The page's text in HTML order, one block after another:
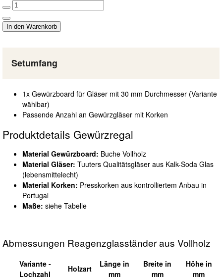
Setumfang
1x Gewürzboard für Gläser mit 30 mm Durchmesser (Variante
wählbar)
Passende Anzahl an Gewürzgläser mit Korken
Produktdetails Gewürzregal
Material Gewürzboard: Buche Vollholz
Material Gläser: Tuuters Qualitätsgläser aus Kalk-Soda Glas
(lebensmittelecht)
Material Korken: Presskorken aus kontrolliertem Anbau in
Portugal
Maße: siehe Tabelle
Abmessungen Reagenzglasständer aus Vollholz
Variante-
Lochzahl
Holzart Länge in
mm
Breite in
mm
Höhe in
mm